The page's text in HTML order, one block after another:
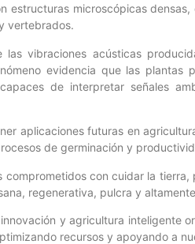
estructuras microscópicas
vertebrados.
las vibraciones acústicas
evidencia que las plantas
de interpretar señales
aplicaciones futuras en
de germinación y
comprometidos con cuidar la
regenerativa, pulcra y
y agricultura inteligente
recursos y apoyando a